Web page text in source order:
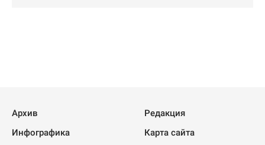
Архив
Редакция
Инфографика
Карта сайта